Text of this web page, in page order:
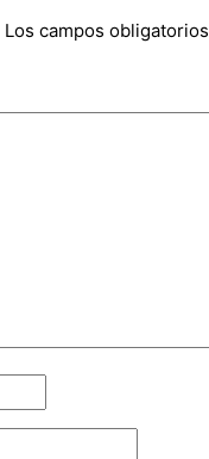
Los campos